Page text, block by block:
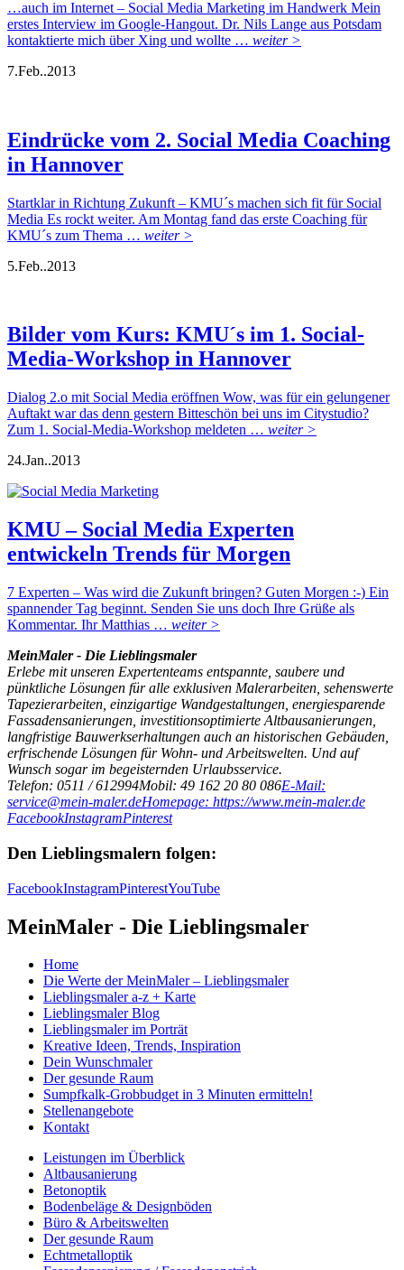
…auch im Internet – Social Media Marketing im Handwerk Mein
erstes Interview im Google-Hangout. Dr. Nils Lange aus Potsdam
kontaktierte mich über Xing und wollte … weiter >
7.Feb..2013
Eindrücke vom 2. Social Media Coaching
in Hannover
Startklar in Richtung Zukunft – KMU´s machen sich fit für Social
Media Es rockt weiter. Am Montag fand das erste Coaching für
KMU´s zum Thema … weiter >
5.Feb..2013
Bilder vom Kurs: KMU´s im 1. Social-
Media-Workshop in Hannover
Dialog 2.o mit Social Media eröffnen Wow, was für ein gelungener
Auftakt war das denn gestern Bitteschön bei uns im Citystudio?
Zum 1. Social-Media-Workshop meldeten … weiter >
24.Jan..2013
KMU – Social Media Experten
entwickeln Trends für Morgen
7 Experten – Was wird die Zukunft bringen? Guten Morgen :-) Ein
spannender Tag beginnt. Senden Sie uns doch Ihre Grüße als
Kommentar. Ihr Matthias … weiter >
MeinMaler - Die Lieblingsmaler
Erlebe mit unseren Expertenteams entspannte, saubere und
pünktliche Lösungen für alle exklusiven Malerarbeiten, sehenswerte
Tapezierarbeiten, einzigartige Wandgestaltungen, energiesparende
Fassadensanierungen, investitionsoptimierte Altbausanierungen,
langfristige Bauwerkserhaltungen auch an historischen Gebäuden,
erfrischende Lösungen für Wohn- und Arbeitswelten. Und auf
Wunsch sogar im begeisternden Urlaubsservice.
Telefon: 0511 / 612994Mobil: 49 162 20 80 086E-Mail:
service@mein-maler.deHomepage: https://www.mein-maler.de
FacebookInstagramPinterest
Den Lieblingsmalern folgen:
FacebookInstagramPinterestYouTube
MeinMaler - Die Lieblingsmaler
Home
Die Werte der MeinMaler – Lieblingsmaler
Lieblingsmaler a-z + Karte
Lieblingsmaler Blog
Lieblingsmaler im Porträt
Kreative Ideen, Trends, Inspiration
Dein Wunschmaler
Der gesunde Raum
Sumpfkalk-Grobbudget in 3 Minuten ermitteln!
Stellenangebote
Kontakt
Leistungen im Überblick
Altbausanierung
Betonoptik
Bodenbeläge & Designböden
Büro & Arbeitswelten
Der gesunde Raum
Echtmetalloptik